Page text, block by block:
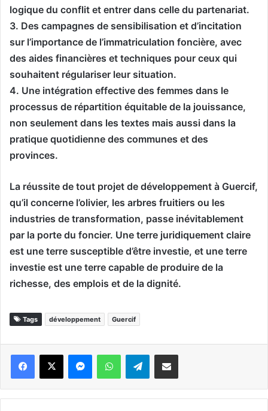
logique du conflit et entrer dans celle du partenariat.
3. Des campagnes de sensibilisation et d’incitation
sur l’importance de l’immatriculation foncière, avec
des aides financières et techniques pour ceux qui
souhaitent régulariser leur situation.
4. Une intégration effective des femmes dans le
processus de répartition équitable de la jouissance,
non seulement dans les textes mais aussi dans la
pratique quotidienne des communes et des
provinces.
La réussite de tout projet de développement à Guercif,
qu’il concerne l’olivier, les arbres fruitiers ou les
industries de transformation, passe inévitablement
par la porte du foncier. Une terre juridiquement claire
est une terre susceptible d’être investie, et une terre
investie est une terre capable de produire de la
richesse, des emplois et de la dignité.
Tags développement Guercif
WhatsApp Telegram